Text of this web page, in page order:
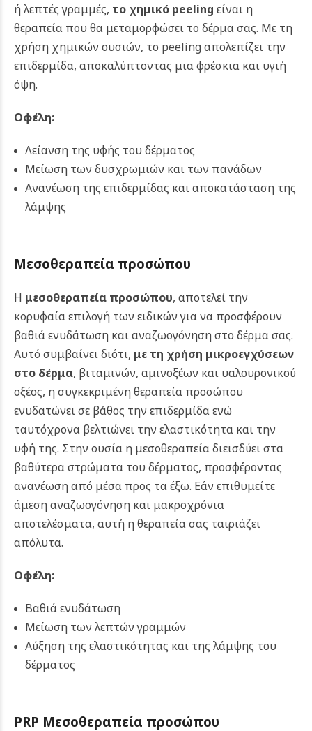
ή λεπτές γραμμές, το χημικό peeling είναι η
θεραπεία που θα μεταμορφώσει το δέρμα σας. Με τη
χρήση χημικών ουσιών, το peeling απολεπίζει την
επιδερμίδα, αποκαλύπτοντας μια φρέσκια και υγιή
όψη.
Οφέλη:
Λείανση της υφής του δέρματος
Μείωση των δυσχρωμιών και των πανάδων
Ανανέωση της επιδερμίδας και αποκατάσταση της
λάμψης
Μεσοθεραπεία προσώπου
Η μεσοθεραπεία προσώπου, αποτελεί την
κορυφαία επιλογή των ειδικών για να προσφέρουν
βαθιά ενυδάτωση και αναζωογόνηση στο δέρμα σας.
Αυτό συμβαίνει διότι, με τη χρήση μικροεγχύσεων
στο δέρμα, βιταμινών, αμινοξέων και υαλουρονικού
οξέος, η συγκεκριμένη θεραπεία προσώπου
ενυδατώνει σε βάθος την επιδερμίδα ενώ
ταυτόχρονα βελτιώνει την ελαστικότητα και την
υφή της. Στην ουσία η μεσοθεραπεία διεισδύει στα
βαθύτερα στρώματα του δέρματος, προσφέροντας
ανανέωση από μέσα προς τα έξω. Εάν επιθυμείτε
άμεση αναζωογόνηση και μακροχρόνια
αποτελέσματα, αυτή η θεραπεία σας ταιριάζει
απόλυτα.
Οφέλη:
Βαθιά ενυδάτωση
Μείωση των λεπτών γραμμών
Αύξηση της ελαστικότητας και της λάμψης του
δέρματος
PRP Μεσοθεραπεία προσώπου